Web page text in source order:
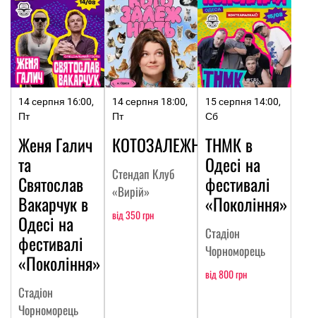
14 серпня 16:00,
Пт
Женя Галич
та
Святослав
Вакарчук в
Одесі на
фестивалі
«Покоління»
Стадіон
Чорноморець
14 серпня 18:00,
Пт
КОТОЗАЛЕЖНІСТЬ
Стендап Клуб
«Вирій»
від 350 грн
15 серпня 14:00,
Сб
ТНМК в
Одесі на
фестивалі
«Покоління»
Стадіон
Чорноморець
від 800 грн